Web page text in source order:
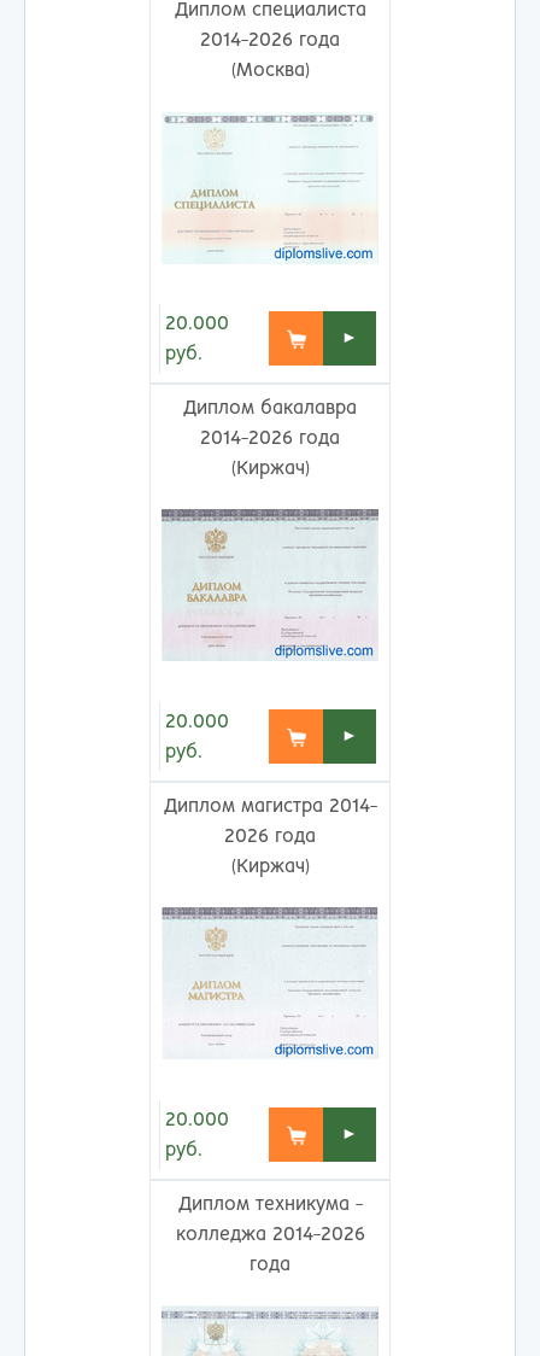
Диплом специалиста
2014-2026 года
(Москва)
20.000
руб.
►
Диплом бакалавра
2014-2026 года
(Киржач)
20.000
руб.
►
Диплом магистра 2014-
2026 года
(Киржач)
20.000
руб.
►
Диплом техникума -
колледжа 2014-2026
года